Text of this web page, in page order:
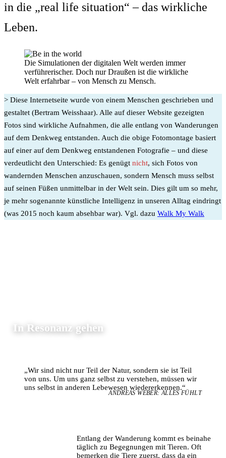
in die „real life situation“ – das wirkliche
Leben.
Die Simulationen der digitalen Welt werden immer
verführerischer. Doch nur Draußen ist die wirkliche
Welt erfahrbar – von Mensch zu Mensch.
> Diese Internetseite wurde von einem Menschen geschrieben und
gestaltet (Bertram Weisshaar). Alle auf dieser Website gezeigten
Fotos sind wirkliche Aufnahmen, die alle entlang von Wanderungen
auf dem Denkweg entstanden. Auch die obige Fotomontage basiert
auf einer auf dem Denkweg entstandenen Fotografie – und diese
verdeutlicht den Unterschied: Es genügt nicht, sich Fotos von
wandernden Menschen anzuschauen, sondern Mensch muss selbst
auf seinen Füßen unmittelbar in der Welt sein. Dies gilt um so mehr,
je mehr sogenannte künstliche Intelligenz in unseren Alltag eindringt
(was 2015 noch kaum absehbar war). Vgl. dazu Walk My Walk
In Resonanz gehen
„Wir sind nicht nur Teil der Natur, sondern sie ist Teil
von uns. Um uns ganz selbst zu verstehen, müssen wir
uns selbst in anderen Lebewesen wiedererkennen.“
ANDREAS WEBER: ALLES FÜHLT
Entlang der Wanderung kommt es beinahe
täglich zu Begegnungen mit Tieren. Oft
bemerken die Tiere zuerst, dass da ein